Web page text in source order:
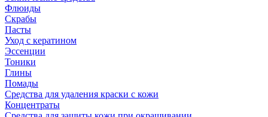
Флюиды
Скрабы
Пасты
Уход с кератином
Эссенции
Тоники
Глины
Помады
Средства для удаления краски с кожи
Концентраты